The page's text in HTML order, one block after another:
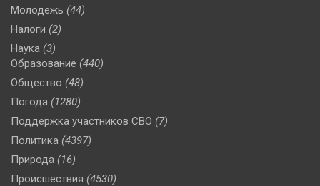
Молодежь (44)
Налоги (2)
Наука (3)
Образование (440)
Общество (48)
Погода (1280)
Поддержка участников СВО (7)
Политика (4397)
Природа (16)
Происшествия (4530)